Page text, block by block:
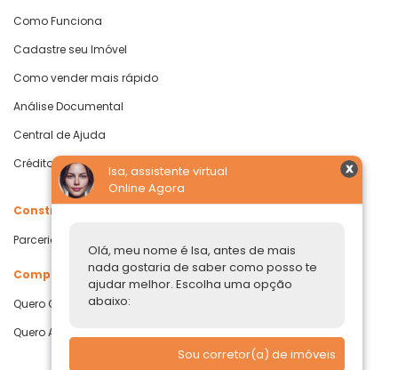
Isa, assistente virtual
Online Agora
Olá, meu nome é Isa, antes de mais
nada gostaria de saber como posso te
ajudar melhor. Escolha uma opção
abaixo:
Sou corretor(a) de imóveis
Como Funciona
Cadastre seu Imóvel
Como vender mais rápido
Análise Documental
Central de Ajuda
Crédito com Garantia de Imóvel
Construtoras
Parcerias Imobiliárias
Comprar ou alugar
Quero Comprar
Quero Alugar